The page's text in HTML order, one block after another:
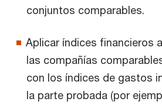
conjuntos comparables.
Aplicar índices financieros
las compañías
con los índices de gastos
la parte probada (por